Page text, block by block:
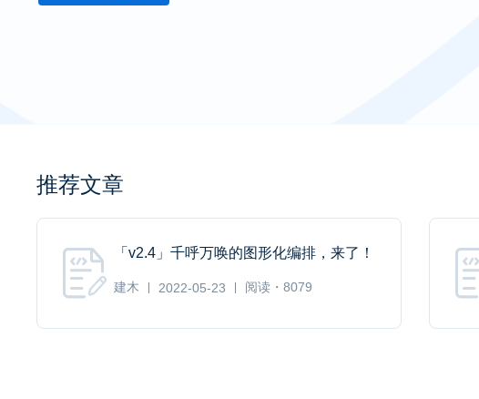
推荐文章
「v2.4」千呼万唤的图形化编排，来了！
建木 2022-05-23 阅读・8079